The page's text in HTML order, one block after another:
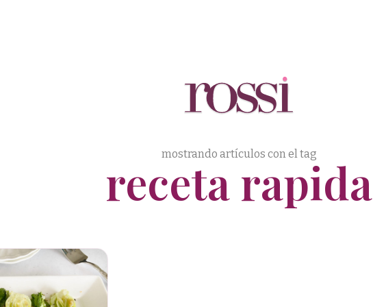
mostrando artículos con el tag
receta rapida